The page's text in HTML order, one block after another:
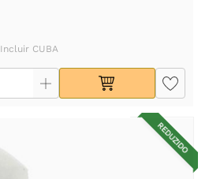
Incluir CUBA
REDUZIDO